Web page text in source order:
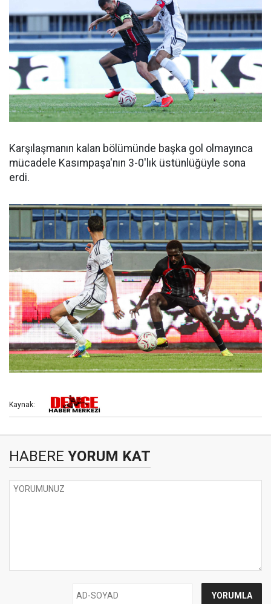
Karşılaşmanın kalan bölümünde başka gol olmayınca
mücadele Kasımpaşa'nın 3-0'lık üstünlüğüyle sona
erdi.
Kaynak:
HABERE YORUM KAT